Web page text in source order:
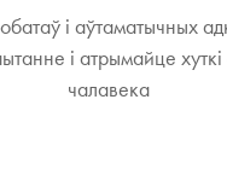
і аўтаматычных
і атрымайце
чалавека